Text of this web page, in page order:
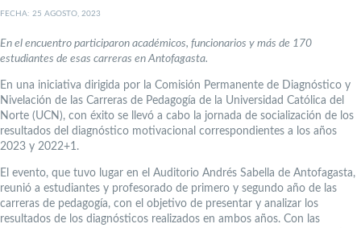
FECHA: 25 AGOSTO, 2023
En el encuentro participaron académicos, funcionarios y más de 170
estudiantes de esas carreras en Antofagasta.
En una iniciativa dirigida por la Comisión Permanente de Diagnóstico y
Nivelación de las Carreras de Pedagogía de la Universidad Católica del
Norte (UCN), con éxito se llevó a cabo la jornada de socialización de los
resultados del diagnóstico motivacional correspondientes a los años
2023 y 2022+1.
El evento, que tuvo lugar en el Auditorio Andrés Sabella de Antofagasta,
reunió a estudiantes y profesorado de primero y segundo año de las
carreras de pedagogía, con el objetivo de presentar y analizar los
resultados de los diagnósticos realizados en ambos años. Con las